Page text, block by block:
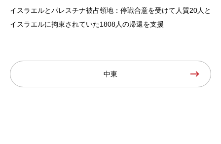
イスラエルとパレスチナ被占領地：停戦合意を受けて人質20人と
イスラエルに拘束されていた1808人の帰還を支援
中東